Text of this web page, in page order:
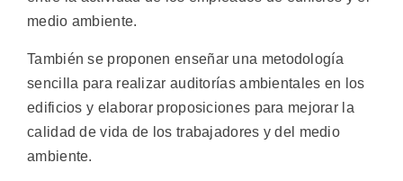
medio ambiente.
También se proponen enseñar una metodología
sencilla para realizar auditorías ambientales en los
edificios y elaborar proposiciones para mejorar la
calidad de vida de los trabajadores y del medio
ambiente.